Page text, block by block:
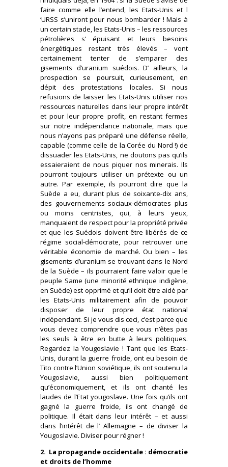
faire comme elle l’entend, les Etats-Unis et l
‘URSS s’uniront pour nous bombarder ! Mais à
un certain stade, les Etats-Unis – les ressources
pétrolières s’ épuisant et leurs besoins
énergétiques restant très élevés – vont
certainement tenter de s’emparer des
gisements d’uranium suédois. D’ ailleurs, la
prospection se poursuit, curieusement, en
dépit des protestations locales. Si nous
refusions de laisser les Etats-Unis utiliser nos
ressources naturelles dans leur propre intérêt
et pour leur propre profit, en restant fermes
sur notre indépendance nationale, mais que
nous n’ayons pas préparé une défense réelle,
capable (comme celle de la Corée du Nord !) de
dissuader les Etats-Unis, ne doutons pas qu’ils
essaieraient de nous piquer nos minerais. Ils
pourront toujours utiliser un prétexte ou un
autre. Par exemple, ils pourront dire que la
Suède a eu, durant plus de soixante-dix ans,
des gouvernements sociaux-démocrates plus
ou moins centristes, qui, à leurs yeux,
manquaient de respect pour la propriété privée
et que les Suédois doivent être libérés de ce
régime social-démocrate, pour retrouver une
véritable économie de marché. Ou bien – les
gisements d’uranium se trouvant dans le Nord
de la Suède – ils pourraient faire valoir que le
peuple Same (une minorité ethnique indigène,
en Suède) est opprimé et qu’il doit être aidé par
les Etats-Unis militairement afin de pouvoir
disposer de leur propre état national
indépendant. Si je vous dis ceci, c’est parce que
vous devez comprendre que vous n’êtes pas
les seuls à être en butte à leurs politiques.
Regardez la Yougoslavie ! Tant que les Etats-
Unis, durant la guerre froide, ont eu besoin de
Tito contre l’Union soviétique, ils ont soutenu la
Yougoslavie, aussi bien politiquement
qu’économiquement, et ils ont chanté les
laudes de l’Etat yougoslave. Une fois qu’ils ont
gagné la guerre froide, ils ont changé de
politique. Il était dans leur intérêt – et aussi
dans l’intérêt de l’ Allemagne – de diviser la
Yougoslavie. Diviser pour régner !
2. La propagande occidentale : démocratie
et droits de l’homme